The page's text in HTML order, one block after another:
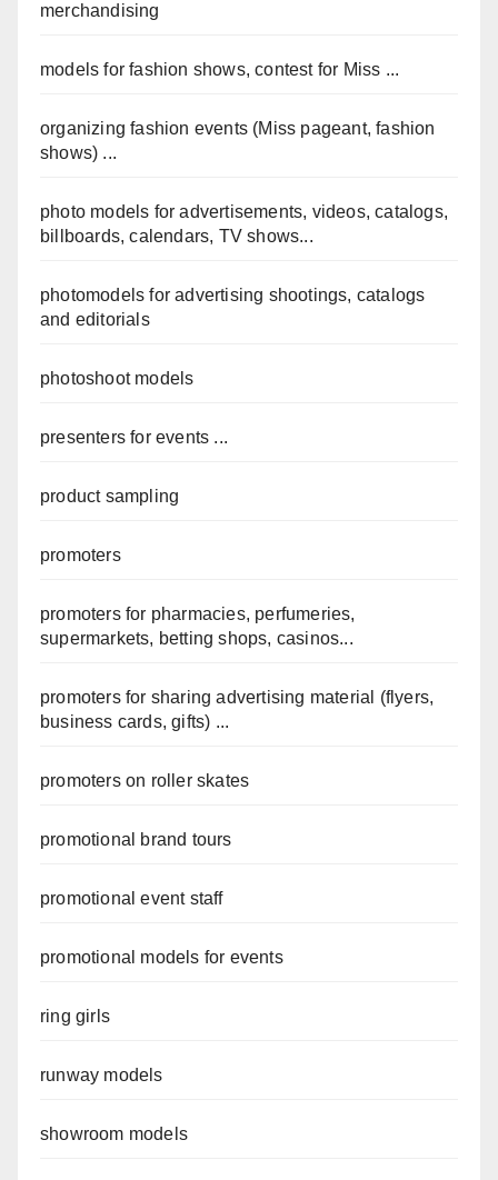
merchandising
models for fashion shows, contest for Miss ...
organizing fashion events (Miss pageant, fashion
shows) ...
photo models for advertisements, videos, catalogs,
billboards, calendars, TV shows...
photomodels for advertising shootings, catalogs
and editorials
photoshoot models
presenters for events ...
product sampling
promoters
promoters for pharmacies, perfumeries,
supermarkets, betting shops, casinos...
promoters for sharing advertising material (flyers,
business cards, gifts) ...
promoters on roller skates
promotional brand tours
promotional event staff
promotional models for events
ring girls
runway models
showroom models